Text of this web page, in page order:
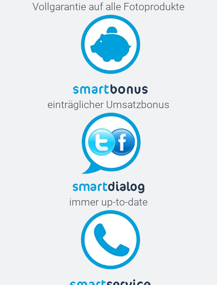
Vollgarantie auf alle Fotoprodukte
einträglicher Umsatzbonus
immer up-to-date